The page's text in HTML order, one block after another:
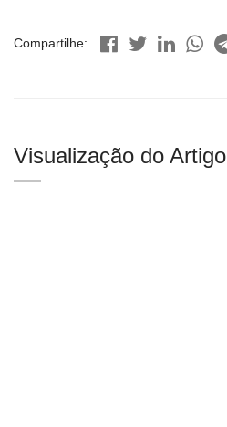
Compartilhe:
Visualização do Artigo